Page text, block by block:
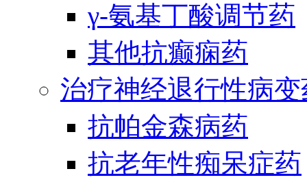
γ-氨基丁酸调节药
其他抗癫痫药
治疗神经退行性病
抗帕金森病药
抗老年性痴呆症药